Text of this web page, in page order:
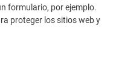
formulario, por ejemplo.
proteger los sitios web y